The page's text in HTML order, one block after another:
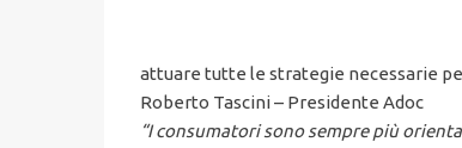
attuare tutte le strategie necessarie
Roberto Tascini – Presidente Adoc
“I consumatori sono sempre più